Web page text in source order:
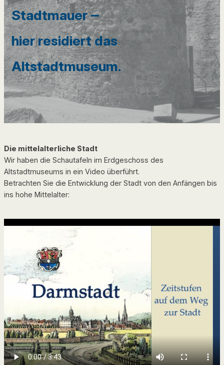
Stadtmauer ‒
hier residiert das
Altstadtmuseum.
Die mittelalterliche Stadt
Wir haben die Schautafeln im Erdgeschoss des
Altstadtmuseums in ein Video überführt.
Betrachten Sie die Entwicklung der Stadt von den Anfängen bis
ins hohe Mittelalter: